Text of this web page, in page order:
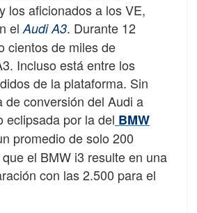
los aficionados a los VE,
el Audi A3. Durante 12
cientos de miles de
Incluso está entre los
de la plataforma. Sin
de conversión del Audi a
eclipsada por la del BMW
promedio de solo 200
el BMW i3 resulte en una
con las 2.500 para el